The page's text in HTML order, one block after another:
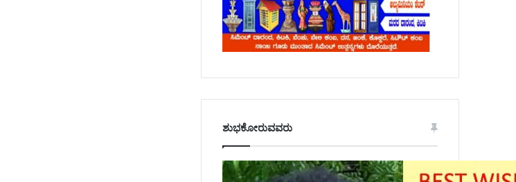
ಶುಭಕೋರುವವರು